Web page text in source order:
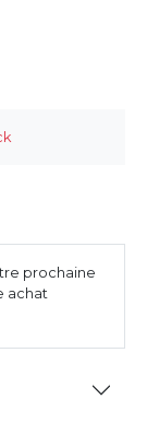
prochaine
achat